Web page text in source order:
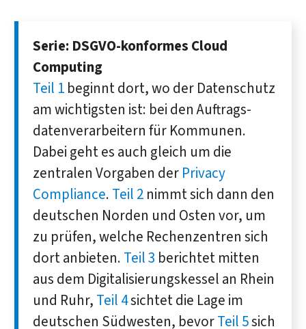
Serie: DSGVO-konformes Cloud
Computing
Teil 1 beginnt dort, wo der Daten­schutz
am wichtigsten ist: bei den Auftrags­
daten­verarbeitern für Kommunen.
Dabei geht es auch gleich um die
zentralen Vorgaben der Privacy
Compliance. Teil 2 nimmt sich dann den
deutschen Norden und Osten vor, um
zu prüfen, welche Rechen­zentren sich
dort anbieten. Teil 3 berichtet mitten
aus dem Digitalisierungskessel an Rhein
und Ruhr, Teil 4sichtet die Lage im
deutschen Südwesten, bevorTeil 5sich